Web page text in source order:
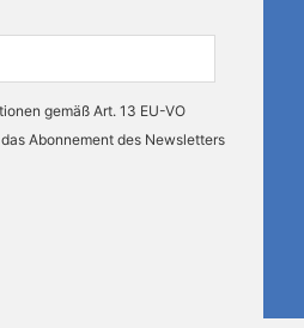
gemäß Art. 13 EU-VO
Abonnement des Newsletters